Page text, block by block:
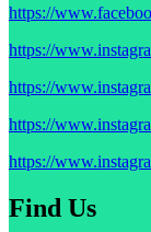
https://
https://
https://
https://
https://
Find Us